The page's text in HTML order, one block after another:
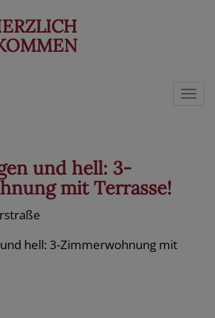
und hell: 3-
mit Terrasse!